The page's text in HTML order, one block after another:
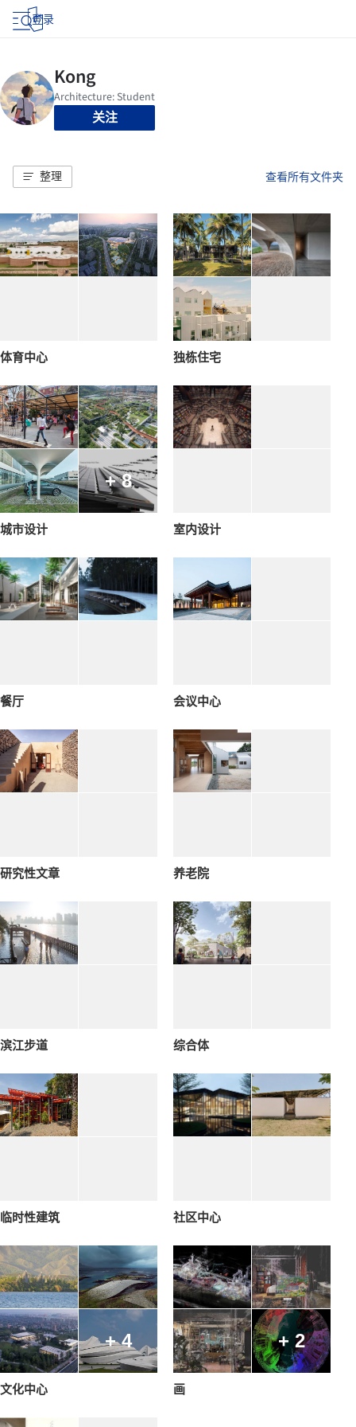
登录
关注
整理 查看所有文件夹
体育中心 独栋住宅
+ 8
城市设计 室内设计
餐厅 会议中心
研究性文章 养老院
滨江步道 综合体
临时性建筑 社区中心
+ 4
文化中心
+ 2
画